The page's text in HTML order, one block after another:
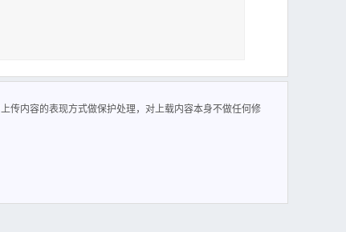
传内容的表现方式做保护处理，对上载内容本身不做任何修